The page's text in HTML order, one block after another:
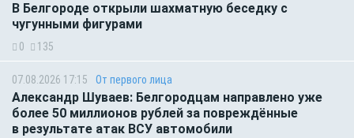
В Белгороде открыли шахматную беседку с
чугунными фигурами
0 135
07.08.2026 17:15 От первого лица
Александр Шуваев: Белгородцам направлено уже
более 50 миллионов рублей за повреждённые
в результате атак ВСУ автомобили